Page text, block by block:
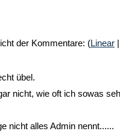
der Kommentare: (Linear
übel.
nicht, wie oft ich sowas
nicht alles Admin nennt......